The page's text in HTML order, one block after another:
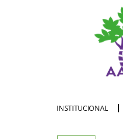
INSTITUCIONAL